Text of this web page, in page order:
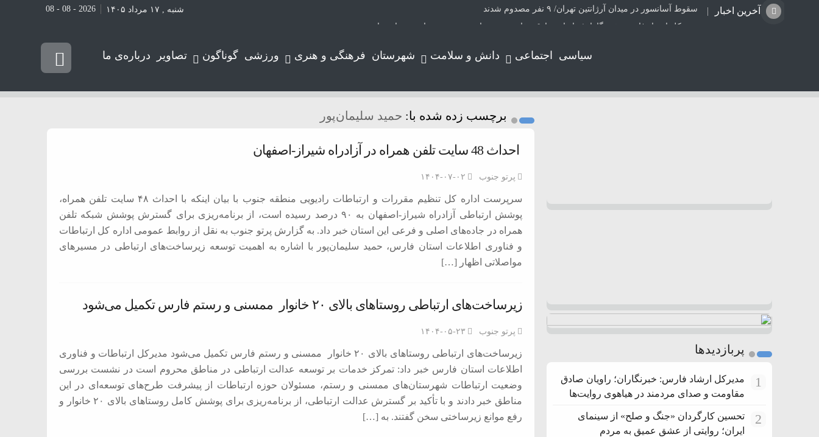
آخرین اخبار
سقوط آسانسور در میدان آرژانتین تهران/ ۹ نفر مصدوم شدند
مدیرکل ارشاد فارس: خبرنگاران؛ راویان صادق مقاومت و صدای مردمند در هیاهوی روایت‌ها
قتل هولناک مداح سرشناس پس از ربوده شدن
تحسین کارگردان «جنگ و صلح» از سینمای ایران؛ روایتی از عشق عمیق به مردم
هشدار درباره فروش حواله‌های صوری خودروهای وارداتی
شنبه , ۱۷ مرداد ۱۴۰۵ 2026 - 08 - 08
سیاسی اجتماعی دانش و سلامت شهرستان فرهنگی و هنری ورزشی گوناگون تصاویر درباره‌ی ما
برچسب زده شده با: حمید سلیمان‌پور
احداث 48 سایت تلفن همراه در آزادراه شیراز-اصفهان
پرتو جنوب ۱۴۰۴-۰۷-۰۲
سرپرست اداره کل تنظیم مقررات و ارتباطات رادیویی منطقه جنوب با بیان اینکه با احداث ۴۸ سایت تلفن همراه،
پوشش ارتباطی آزادراه شیراز-اصفهان به ۹۰ درصد رسیده است، از برنامه‌ریزی برای گسترش پوشش شبکه تلفن
همراه در جاده‌های اصلی و فرعی این استان خبر داد. به گزارش پرتو جنوب به نقل از روابط عمومی اداره کل ارتباطات
و فناوری اطلاعات استان فارس، حمید سلیمان‌پور با اشاره به اهمیت توسعه زیرساخت‌های ارتباطی در مسیرهای
مواصلاتی اظهار […]
زیرساخت‌های ارتباطی روستاهای بالای ۲۰ خانوار ممسنی و رستم فارس تکمیل می‌شود
پرتو جنوب ۱۴۰۴-۰۵-۲۳
زیرساخت‌های ارتباطی روستاهای بالای ۲۰ خانوار ممسنی و رستم فارس تکمیل می‌شود مدیرکل ارتباطات و فناوری
اطلاعات استان فارس خبر داد: تمرکز خدمات بر توسعه عدالت ارتباطی در مناطق محروم است در نشست بررسی
وضعیت ارتباطات شهرستان‌های ممسنی و رستم، مسئولان حوزه ارتباطات از پیشرفت طرح‌های توسعه‌ای در این
مناطق خبر دادند و با تأکید بر گسترش عدالت ارتباطی، از برنامه‌ریزی برای پوشش کامل روستاهای بالای ۲۰ خانوار و
رفع موانع زیرساختی سخن گفتند. به […]
پربازدیدها
1
مدیرکل ارشاد فارس: خبرنگاران؛ راویان صادق
مقاومت و صدای مردمند در هیاهوی روایت‌ها
2
تحسین کارگردان «جنگ و صلح» از سینمای
ایران؛ روایتی از عشق عمیق به مردم